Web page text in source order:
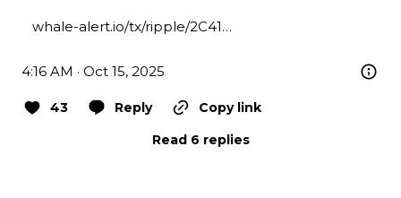
whale-alert.io/tx/ripple/2C41…
4:16 AM · Oct 15, 2025
43 Reply
Copy link
Read 6 replies